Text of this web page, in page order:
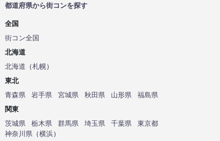
都道府県から街コンを探す
全国
街コン全国
北海道
北海道 （札幌）
東北
青森県
岩手県 宮城県 秋田県 山形県
福島県
関東
茨城県
栃木県 群馬県 埼玉県 千葉県
東京都
神奈川県 （横浜）